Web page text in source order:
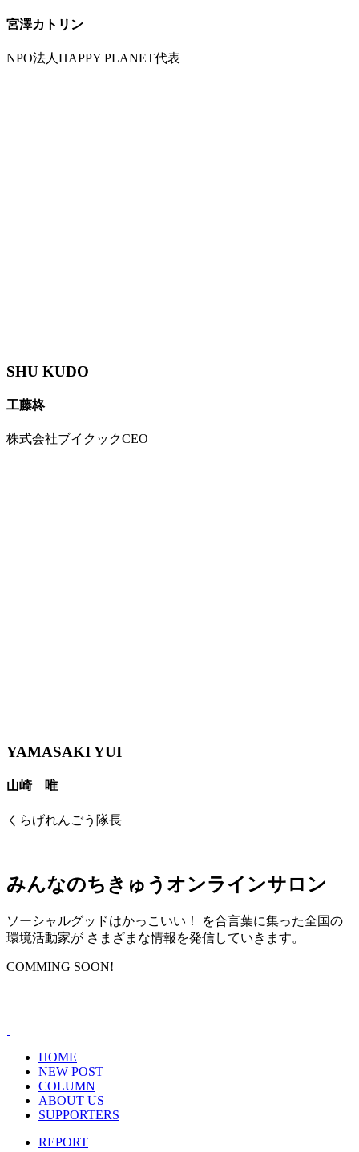
宮澤カトリン
NPO法人HAPPY PLANET代表
SHU KUDO
工藤柊
株式会社ブイクックCEO
YAMASAKI YUI
山崎 唯
くらげれんごう隊長
みんなのちきゅうオンラインサロン
ソーシャルグッドはかっこいい！ を合言葉に集った全国の
環境活動家が さまざまな情報を発信していきます。
COMMING SOON!
HOME
NEW POST
COLUMN
ABOUT US
SUPPORTERS
REPORT